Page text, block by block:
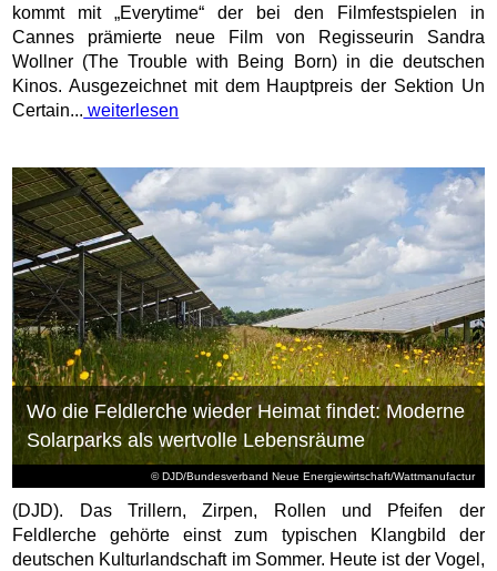
kommt mit „Everytime“ der bei den Filmfestspielen in
Cannes prämierte neue Film von Regisseurin Sandra
Wollner (The Trouble with Being Born) in die deutschen
Kinos. Ausgezeichnet mit dem Hauptpreis der Sektion Un
Certain... weiterlesen
© DJD/Bundesverband Neue Energiewirtschaft/Wattmanufactur
Wo die Feldlerche wieder Heimat findet: Moderne
Solarparks als wertvolle Lebensräume
(DJD). Das Trillern, Zirpen, Rollen und Pfeifen der
Feldlerche gehörte einst zum typischen Klangbild der
deutschen Kulturlandschaft im Sommer. Heute ist der Vogel,